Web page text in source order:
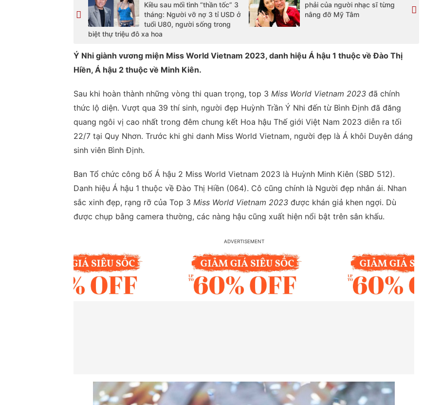
Kiều sau mối tình “thần tốc” 3
tháng: Người vỡ nợ 3 tỉ USD ở
tuổi U80, người sống trong
biệt thự triệu đô xa hoa
phải của người nhạc sĩ từng
nâng đỡ Mỹ Tâm
Ý Nhi giành vương miện Miss World Vietnam 2023, danh hiệu Á hậu 1 thuộc về Đào Thị
Hiền, Á hậu 2 thuộc về Minh Kiên.
Sau khi hoàn thành những vòng thi quan trọng, top 3 Miss World Vietnam 2023 đã chính
thức lộ diện. Vượt qua 39 thí sinh, người đẹp Huỳnh Trần Ý Nhi đến từ Bình Định đã đăng
quang ngôi vị cao nhất trong đêm chung kết Hoa hậu Thế giới Việt Nam 2023 diễn ra tối
22/7 tại Quy Nhơn. Trước khi ghi danh Miss World Vietnam, người đẹp là Á khôi Duyên dáng
sinh viên Bình Định.
Ban Tổ chức công bố Á hậu 2 Miss World Vietnam 2023 là Huỳnh Minh Kiên (SBD 512).
Danh hiệu Á hậu 1 thuộc về Đào Thị Hiền (064). Cô cũng chính là Người đẹp nhân ái. Nhan
sắc xinh đẹp, rạng rỡ của Top 3 Miss World Vietnam 2023 được khán giả khen ngợi. Dù
được chụp bằng camera thường, các nàng hậu cũng xuất hiện nổi bật trên sân khấu.